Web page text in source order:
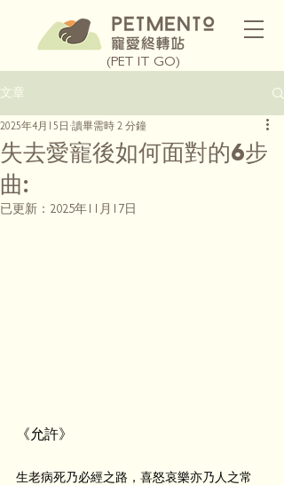
(PET IT GO)
文章
失去愛寵後如何面對的6步
曲:
2025年4月15日 讀畢需時 2 分鐘
已更新： 2025年11月17日
《允許》
生老病死乃必經之路，喜怒哀樂亦乃人之常